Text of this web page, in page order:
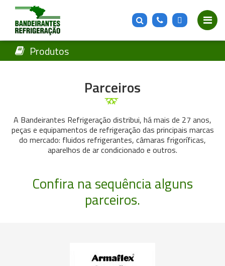
Produtos
Parceiros
A Bandeirantes Refrigeração distribui, há mais de 27 anos,
peças e equipamentos de refrigeração das principais marcas
do mercado: fluidos refrigerantes, câmaras frigoríficas,
aparelhos de ar condicionado e outros.
Confira na sequência alguns
parceiros.